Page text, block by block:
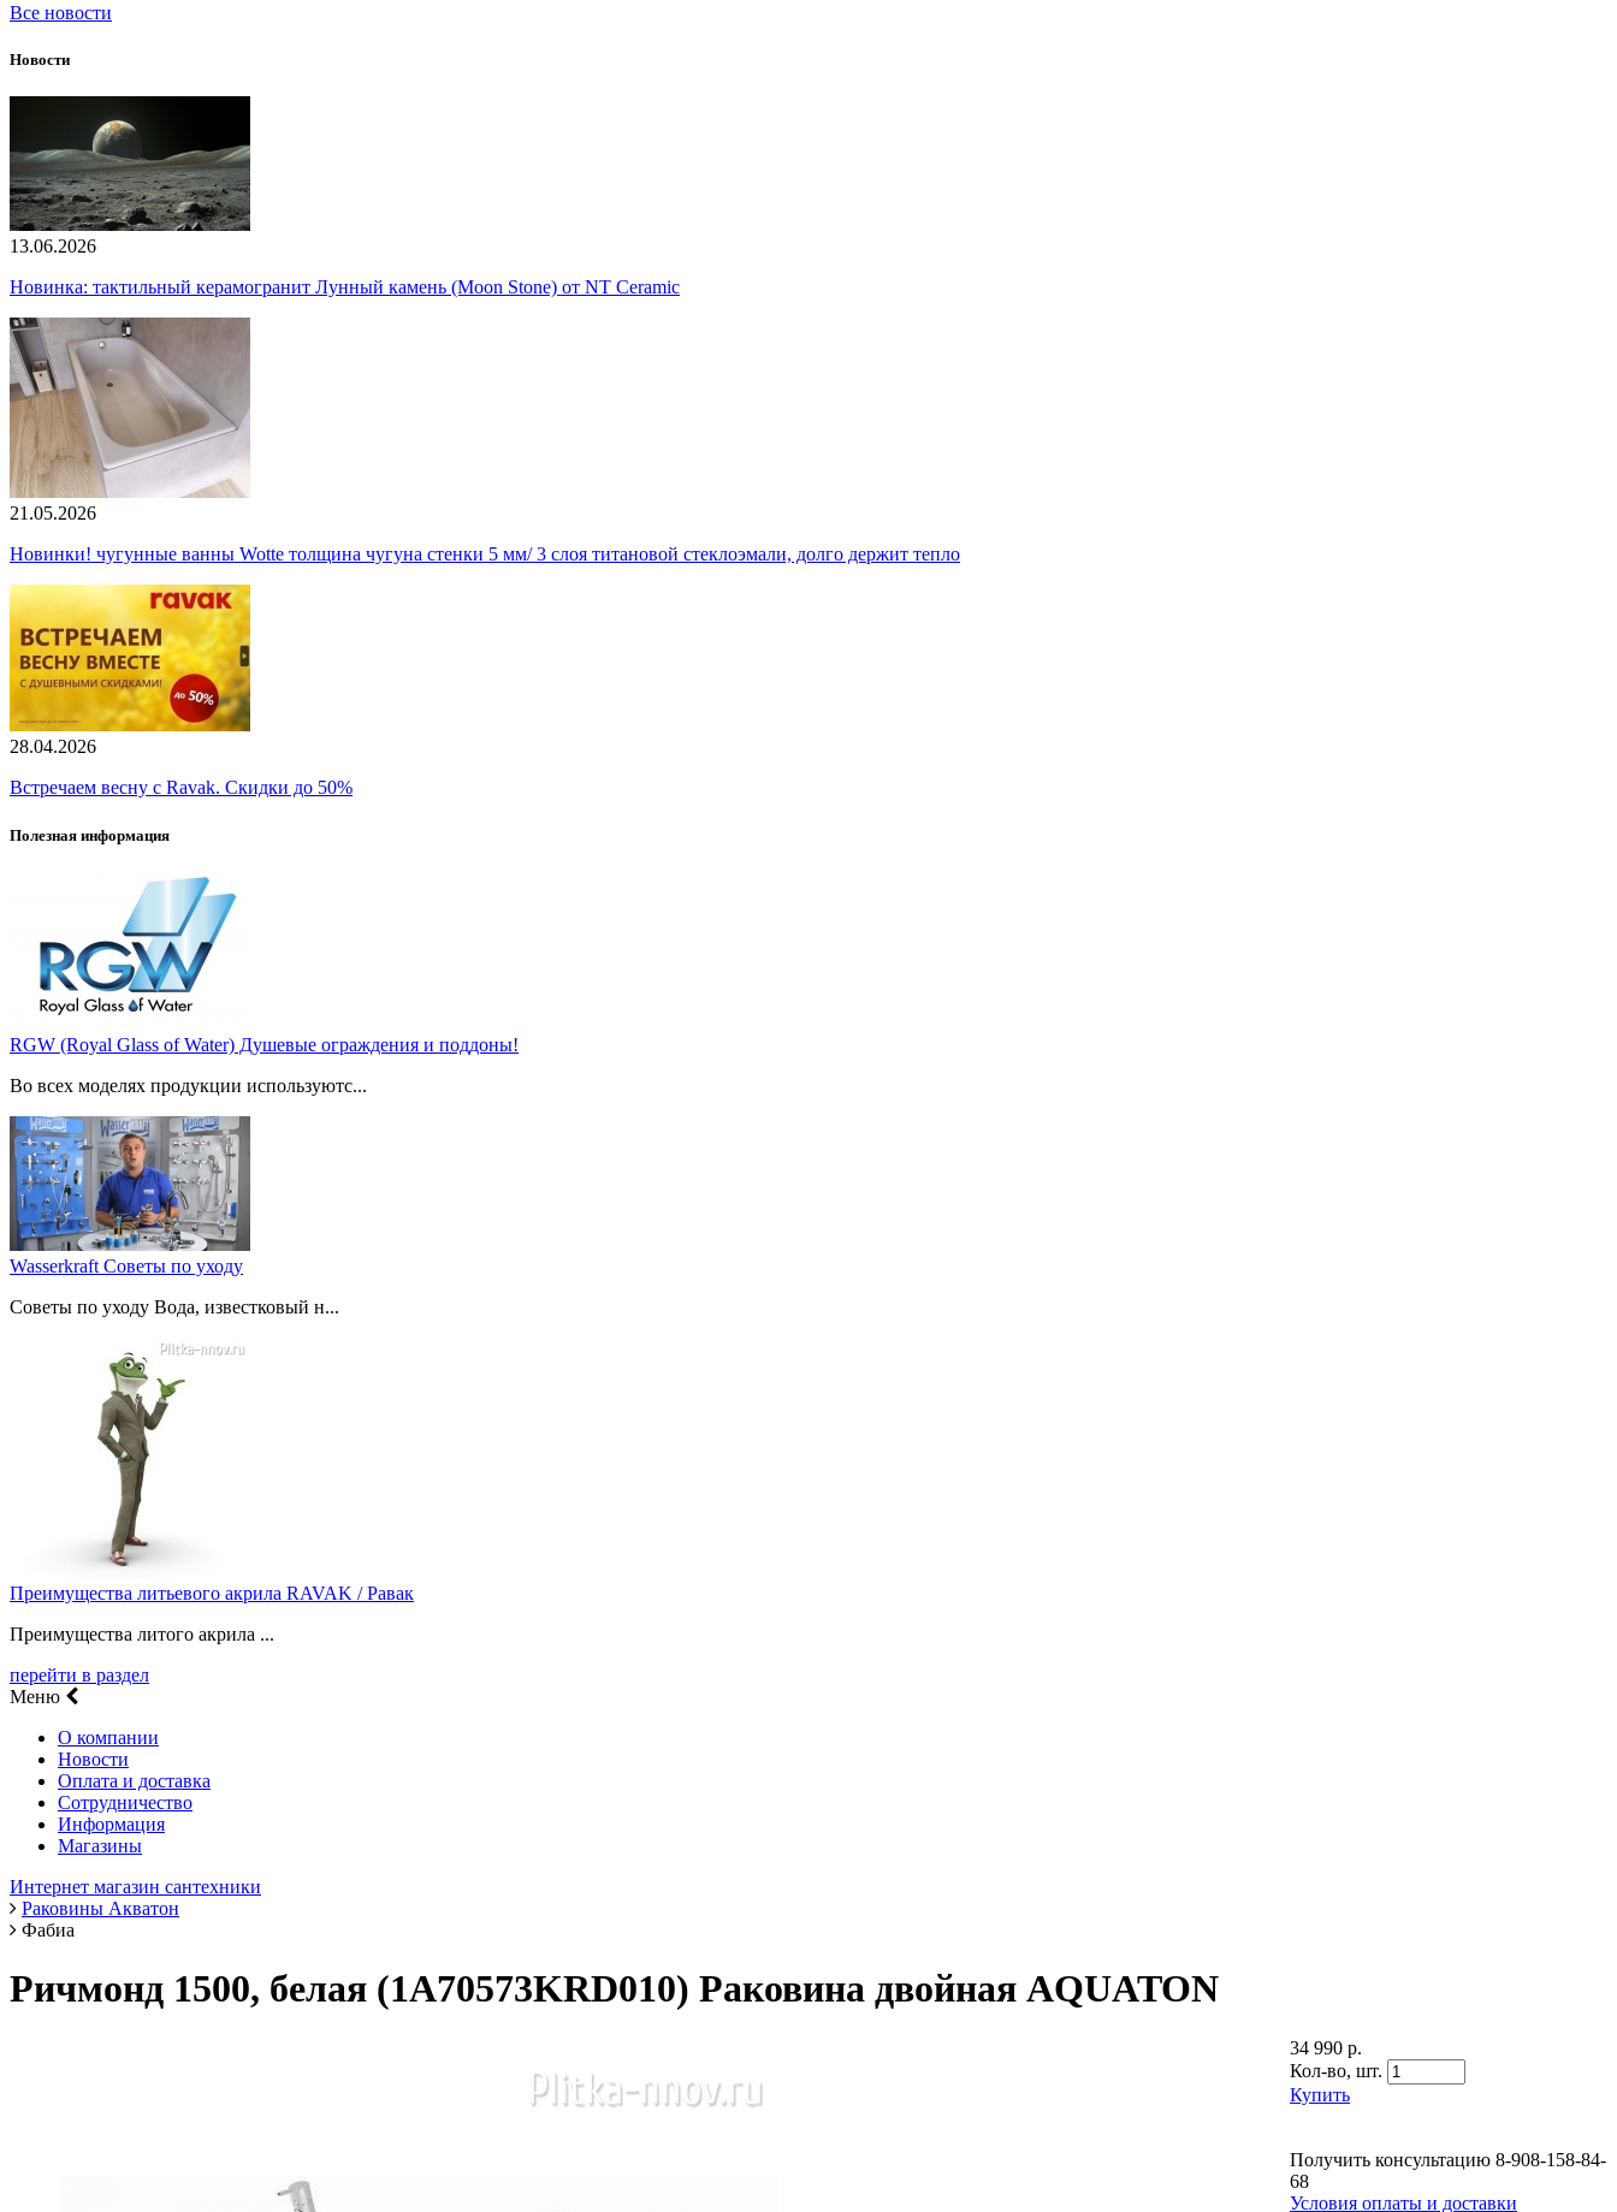
Все новости
Новости
13.06.2026
Новинка: тактильный керамогранит Лунный камень (Moon Stone) от NT Ceramic
21.05.2026
Новинки! чугунные ванны Wotte толщина чугуна стенки 5 мм/ 3 слоя титановой стеклоэмали, долго держит тепло
28.04.2026
Встречаем весну с Ravak. Скидки до 50%
Полезная информация
RGW (Royal Glass of Water) Душевые ограждения и поддоны!
Во всех моделях продукции используютс...
Wasserkraft Советы по уходу
Советы по уходу Вода, известковый н...
Преимущества литьевого акрила RAVAK / Равак
Преимущества литого акрила ...
перейти в раздел
Меню
О компании
Новости
Оплата и доставка
Сотрудничество
Информация
Магазины
Интернет магазин сантехники
Раковины Акватон
Фабиа
Ричмонд 1500, белая (1A70573KRD010) Раковина двойная AQUATON
34 990 р.
Кол-во, шт.
Купить
Получить консультацию 8-908-158-84-
68
Условия оплаты и доставки